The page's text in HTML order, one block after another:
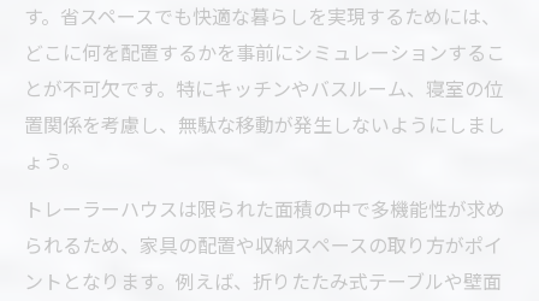
す。省スペースでも快適な暮らしを実現するためには、
どこに何を配置するかを事前にシミュレーションするこ
とが不可欠です。特にキッチンやバスルーム、寝室の位
置関係を考慮し、無駄な移動が発生しないようにしまし
ょう。
トレーラーハウスは限られた面積の中で多機能性が求め
られるため、家具の配置や収納スペースの取り方がポイ
ントとなります。例えば、折りたたみ式テーブルや壁面